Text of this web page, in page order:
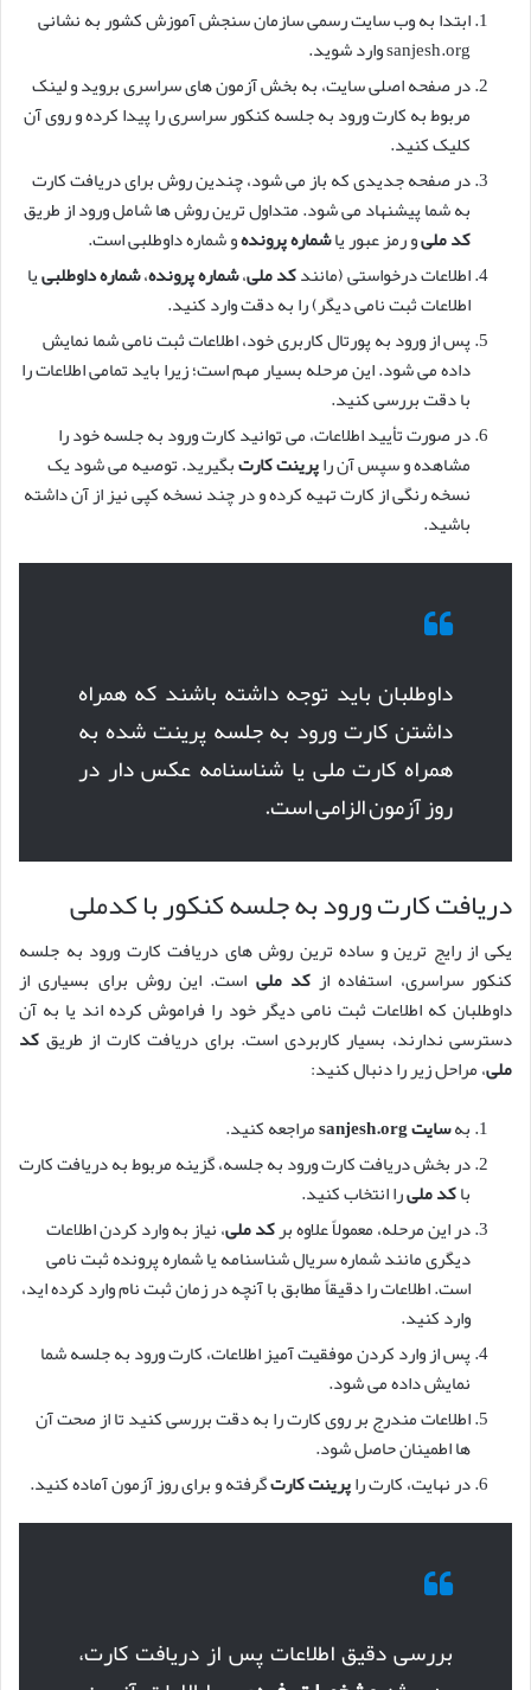
ابتدا به وب سایت رسمی سازمان سنجش آموزش کشور به نشانی
sanjesh.org وارد شوید.
در صفحه اصلی سایت، به بخش آزمون های سراسری بروید و لینک
مربوط به کارت ورود به جلسه کنکور سراسری را پیدا کرده و روی آن
کلیک کنید.
در صفحه جدیدی که باز می شود، چندین روش برای دریافت کارت
به شما پیشنهاد می شود. متداول ترین روش ها شامل ورود از طریق
کد ملیو رمز عبور یاشماره پروندهو شماره داوطلبی است.
اطلاعات درخواستی (مانندکد ملی،شماره پرونده،شماره داوطلبییا
اطلاعات ثبت نامی دیگر) را به دقت وارد کنید.
پس از ورود به پورتال کاربری خود، اطلاعات ثبت نامی شما نمایش
داده می شود. این مرحله بسیار مهم است؛ زیرا باید تمامی اطلاعات را
با دقت بررسی کنید.
در صورت تأیید اطلاعات، می توانید کارت ورود به جلسه خود را
مشاهده و سپس آن راپرینت کارتبگیرید. توصیه می شود یک
نسخه رنگی از کارت تهیه کرده و در چند نسخه کپی نیز از آن داشته
باشید.
داوطلبان باید توجه داشته باشند که همراه
داشتن کارت ورود به جلسه پرینت شده به
همراه کارت ملی یا شناسنامه عکس دار در
روز آزمون الزامی است.
دریافت کارت ورود به جلسه کنکور با کدملی
یکی از رایج ترین و ساده ترین روش های دریافت کارت ورود به جلسه
کنکور سراسری، استفاده ازکد ملی است. این روش برای بسیاری از
داوطلبان که اطلاعات ثبت نامی دیگر خود را فراموش کرده اند یا به آن
دسترسی ندارند، بسیار کاربردی است. برای دریافت کارت از طریق کد
ملی، مراحل زیر را دنبال کنید:
بهسایت sanjesh.org
مراجعه کنید.
در بخش دریافت کارت ورود به جلسه، گزینه مربوط به دریافت کارت
باکد ملیرا انتخاب کنید.
در این مرحله، معمولاً علاوه برکد ملی، نیاز به وارد کردن اطلاعات
دیگری مانند شماره سریال شناسنامه یا شماره پرونده ثبت نامی
است. اطلاعات را دقیقاً مطابق با آنچه در زمان ثبت نام وارد کرده اید،
وارد کنید.
پس از وارد کردن موفقیت آمیز اطلاعات، کارت ورود به جلسه شما
نمایش داده می شود.
اطلاعات مندرج بر روی کارت را به دقت بررسی کنید تا از صحت آن
ها اطمینان حاصل شود.
در نهایت، کارت راپرینت کارتگرفته و برای روز آزمون آماده کنید.
بررسی دقیق اطلاعات پس از دریافت کارت،